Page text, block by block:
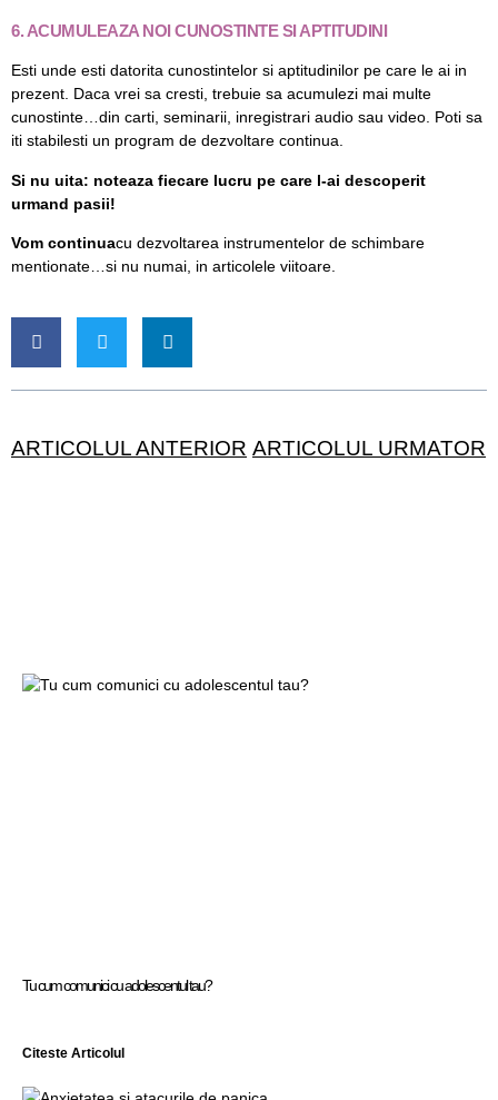
6. ACUMULEAZA NOI CUNOSTINTE SI APTITUDINI
Esti unde esti datorita cunostintelor si aptitudinilor pe care le ai in
prezent. Daca vrei sa cresti, trebuie sa acumulezi mai multe
cunostinte…din carti, seminarii, inregistrari audio sau video. Poti sa
iti stabilesti un program de dezvoltare continua.
Si nu uita: noteaza fiecare lucru pe care l-ai descoperit
urmand pasii!
Vom continuacu dezvoltarea instrumentelor de schimbare
mentionate…si nu numai, in articolele viitoare.
ARTICOLUL ANTERIOR ARTICOLUL URMATOR
Tu cum comunici cu adolescentul tau?
Citeste Articolul